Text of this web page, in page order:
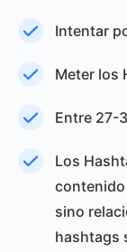
Intentar
Meter los
Entre 27-
Los
contenido
sino
hashtags